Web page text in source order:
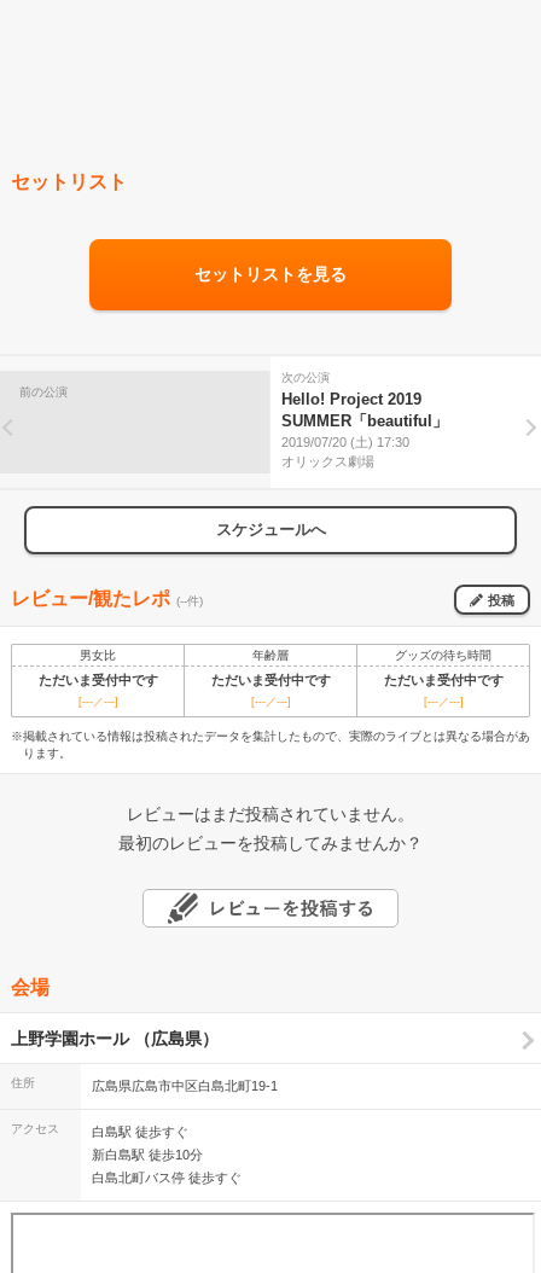
セットリスト
セットリストを見る
前の公演
次の公演
Hello! Project 2019
SUMMER「beautiful」
2019/07/20 (土) 17:30
オリックス劇場
スケジュールへ
レビュー/観たレポ (--件) 投稿
男女比 年齢層 グッズの待ち時間
ただいま受付中です ただいま受付中です ただいま受付中です
[---／---] [---／---] [---／---]
※掲載されている情報は投稿されたデータを集計したもので、実際のライブとは異なる場合があ
ります。
レビューはまだ投稿されていません。
最初のレビューを投稿してみませんか？
会場
上野学園ホール （広島県）
住所 広島県広島市中区白島北町19-1
アクセス
白島駅 徒歩すぐ
新白島駅 徒歩10分
白島北町バス停 徒歩すぐ